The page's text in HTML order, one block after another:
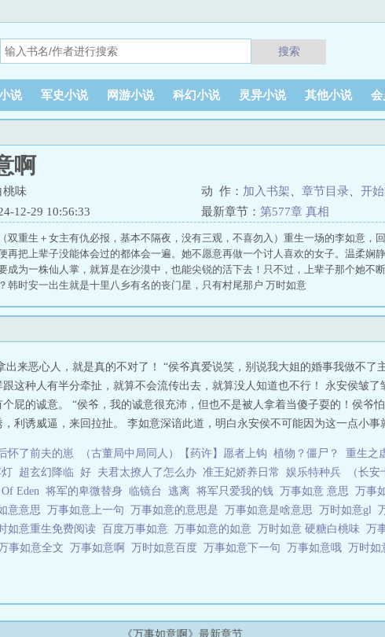
搜索
说 军史小说 网游小说 科幻小说 灵异小说 其他小说 会
啊
味 动 作： 加入书架 章节目录
开
12-29 10:56:33
最新章节： 第577章 真相
双重生＋女主有仇必报，基本不隔夜，没有三观，不喜勿入）重生一场的李如意，
再把上辈子没能体会过的都体会一遍。她不愿意再做一个讨人喜欢的女子。温柔娴
成为一株仙人掌，就算是在沙漠中，也能尖锐的活下去！只不过，上辈子那个她不
韩时安一出生就是十里八乡有名的丧门星，只有村尾那户 万时如意
来恶心人，就是真的不对了！ “侯爷真爱说笑，别说我大姐的婚事我做不了
这种人有半分牵扯，就算不会流传出去，就算没人知道也不行！ 永安侯皱
屁的诚意。 “侯爷，我的诚意很充沛，但也不是被人拿着当傻子耍的！侯爷
利诱威逼，来回拉扯。 李如意深谙此道，明白永安侯不可能因为这一点小
怀了前夫的崽 （古董局中局同人）【药许】愿者上钩 植物？僵尸？ 重生之
灯 超玄幻降临 好 夫君太撩人了怎么办 准王妃娇养日常 娱乐特种兵
（长
Eden 将军的卑微替身 临镜台 逃离 将军只爱我的钱 万事如意 意思 万事
意意思 万事如意上一句 万事如意的意思是 万事如意是啥意思 万时如意gl
如意重生免费阅读 百度万事如意 万事如意的如意 万时如意 硬糖白桃味 万
事如意全文 万事如意啊 万时如意百度 万事如意下一句 万事如意哦 万时如
《万事如意啊》最新章节